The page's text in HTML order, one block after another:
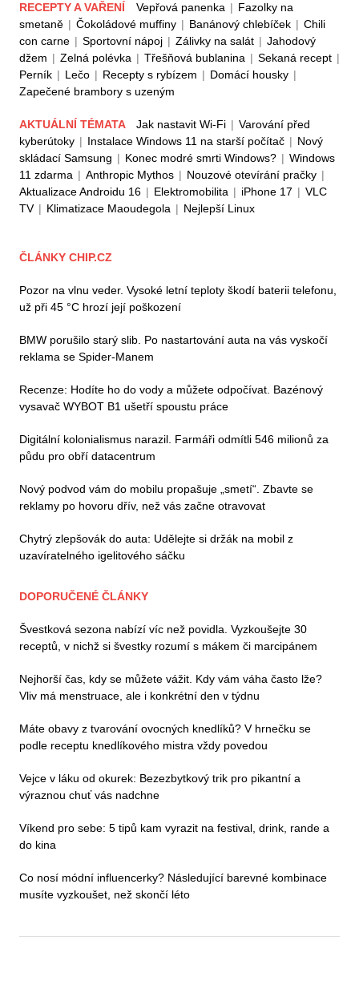
RECEPTY A VAŘENÍ Vepřová panenka | Fazolky na
smetaně | Čokoládové muffiny | Banánový chlebíček | Chili
con carne | Sportovní nápoj | Zálivky na salát | Jahodový
džem | Zelná polévka | Třešňová bublanina | Sekaná recept |
Perník | Lečo | Recepty s rybízem | Domácí housky |
Zapečené brambory s uzeným
AKTUÁLNÍ TÉMATA Jak nastavit Wi-Fi | Varování před
kyberútoky | Instalace Windows 11 na starší počítač | Nový
skládací Samsung | Konec modré smrti Windows? | Windows
11 zdarma | Anthropic Mythos | Nouzové otevírání pračky |
Aktualizace Androidu 16 | Elektromobilita | iPhone 17 | VLC
TV | Klimatizace Maoudegola | Nejlepší Linux
ČLÁNKY CHIP.CZ
Pozor na vlnu veder. Vysoké letní teploty škodí baterii telefonu,
už při 45 °C hrozí její poškození
BMW porušilo starý slib. Po nastartování auta na vás vyskočí
reklama se Spider-Manem
Recenze: Hodíte ho do vody a můžete odpočívat. Bazénový
vysavač WYBOT B1 ušetří spoustu práce
Digitální kolonialismus narazil. Farmáři odmítli 546 milionů za
půdu pro obří datacentrum
Nový podvod vám do mobilu propašuje „smetí“. Zbavte se
reklamy po hovoru dřív, než vás začne otravovat
Chytrý zlepšovák do auta: Udělejte si držák na mobil z
uzavíratelného igelitového sáčku
DOPORUČENÉ ČLÁNKY
Švestková sezona nabízí víc než povidla. Vyzkoušejte 30
receptů, v nichž si švestky rozumí s mákem či marcipánem
Nejhorší čas, kdy se můžete vážit. Kdy vám váha často lže?
Vliv má menstruace, ale i konkrétní den v týdnu
Máte obavy z tvarování ovocných knedlíků? V hrnečku se
podle receptu knedlíkového mistra vždy povedou
Vejce v láku od okurek: Bezezbytkový trik pro pikantní a
výraznou chuť vás nadchne
Víkend pro sebe: 5 tipů kam vyrazit na festival, drink, rande a
do kina
Co nosí módní influencerky? Následující barevné kombinace
musíte vyzkoušet, než skončí léto